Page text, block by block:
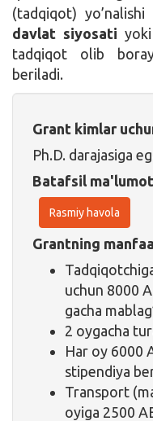
(tadqiqot)
davlat siyosati yoki
tadqiqot olib
beriladi.
Grant kimlar
Ph.D. darajasiga
Batafsil
Rasmiy havola
Grantning
uchun 8000
gacha
2 oygacha
Har oy 6000
stipendiya
Transport
oyiga 2500